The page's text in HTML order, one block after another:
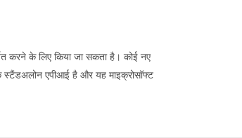
करने के लिए किया जा सकता है। कोई नए
स्टैंडअलोन एपीआई है और यह माइक्रोसॉफ्ट